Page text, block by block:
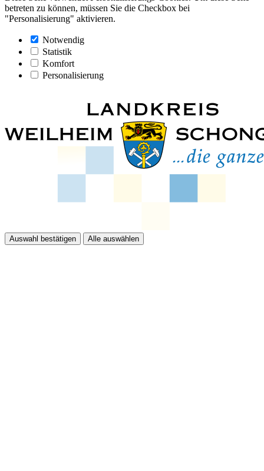
betreten zu können, müssen Sie die Checkbox bei
"Personalisierung" aktivieren.
Notwendig
Statistik
Komfort
Personalisierung
Auswahl bestätigen Alle auswählen